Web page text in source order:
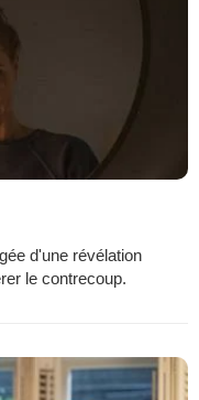
d'une révélation
le contrecoup.